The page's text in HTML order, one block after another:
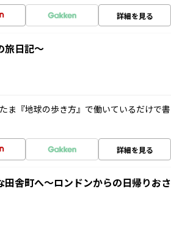
詳細を見る
旅日記～
ま『地球の歩き方』で働いているだけで書
詳細を見る
舎町へ～ロンドンからの日帰りおさ